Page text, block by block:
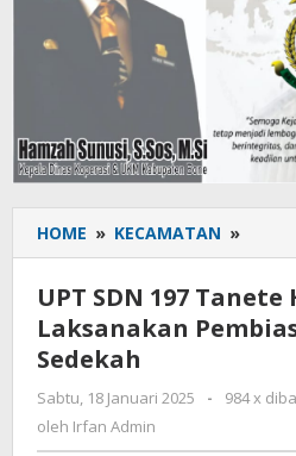
HOME » KECAMATAN »
SDN
Jumat
UPT SDN 197
Laksanakan
Sedekah
Sabtu, 18 Januari 2025
oleh
-
984 x
oleh Irfan Admin